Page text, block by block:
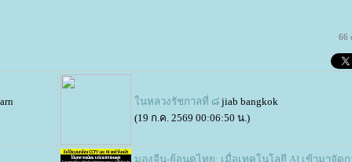
66
นหลวงรัชกาลที่ ๘ jiab bangkok
(19 ก.ค. 2569 00:06:50 น.)
มองจีน-ย้อนดูไทย: เมื่อเทคโนโลยี AI เข้ามาจัดก